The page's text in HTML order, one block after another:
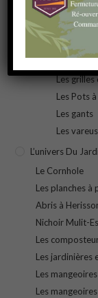
Les pitons
Les
Les
Les grilles
Les Pots
Les gants
Les
L’univers Du
Le Cornhole
Les planches à
Abris à
Nichoir Mulit-
Les
Les jardinières
Les
Les